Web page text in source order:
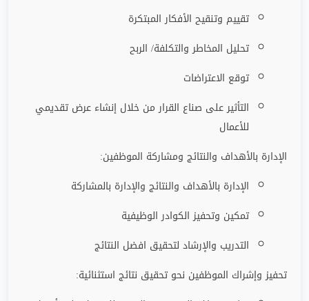
تقييم وتنقيح الأفكار المبتكرة
تحليل المخاطر والتكلفة/ الربح
توقع الاعتراضات
التأثير على صناع القرار من خلال إنشاء عرض تقديمي
للأعمال
الإدارة بالأهداف والنتائج ومشاركة الموظفين:
الإدارة بالأهداف والنتائج والإدارة بالمشاركة
تمكين وتحفيز الكوادر الوظيفية
التدريب والإرشاد لتحقيق افضل النتائج
تحفيز وإشراك الموظفين نحو تحقيق نتائج استثنائية: